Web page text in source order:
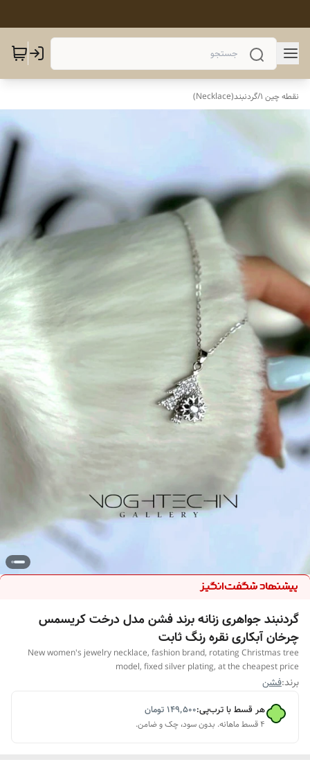
نقطه چین 1 /گردنبند(Necklace)
گردنبند جواهری زنانه برند فشن مدل درخت کریسمس
چرخان آبکاری نقره رنگ ثابت
New women's jewelry necklace, fashion brand, rotating Christmas tree
model, fixed silver plating, at the cheapest price
برند:فشن
هر قسط با ترب‌پی:۱۴۹٬۵۰۰تومان
۴ قسط ماهانه. بدون سود، چک و ضامن.